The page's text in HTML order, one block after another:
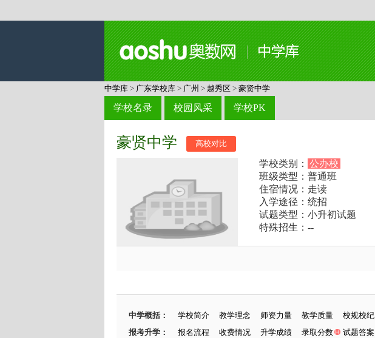
中学库 > 广东学校库 > 广州 > 越秀区 > 豪贤中学
学校名录 校园风采 学校PK
豪贤中学 高校对比
学校类别： 公办校
班级类型：普通班
住宿情况：走读
入学途径：统招
试题类型：小升初试题
特殊招生：--
中学概括： 学校简介 教学理念 师资力量 教学质量 校规校纪
报考升学：
报名流程 收费情况 升学成绩 录取分数 试题答案